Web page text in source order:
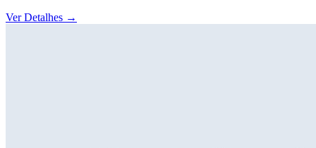
Ver Detalhes →